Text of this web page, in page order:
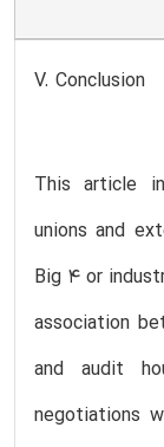
V. Conclusion
This article
unions and
Big 4 or
association
and audit
negotiations